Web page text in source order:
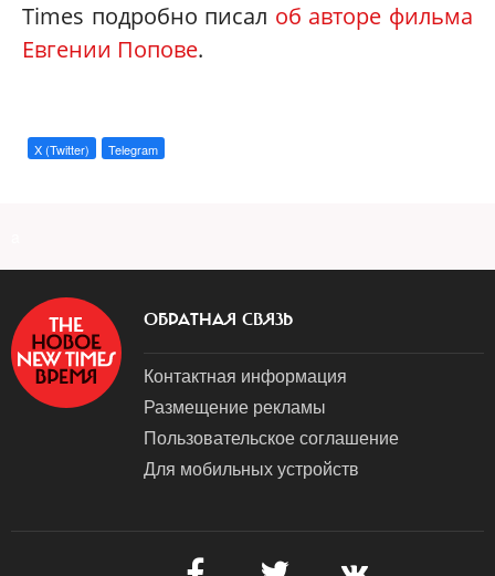
Times подробно писал об авторе фильма
Евгении Попове.
X (Twitter) Telegram
ОБРАТНАЯ СВЯЗЬ
Контактная информация
Размещение рекламы
Пользовательское соглашение
Для мобильных устройств